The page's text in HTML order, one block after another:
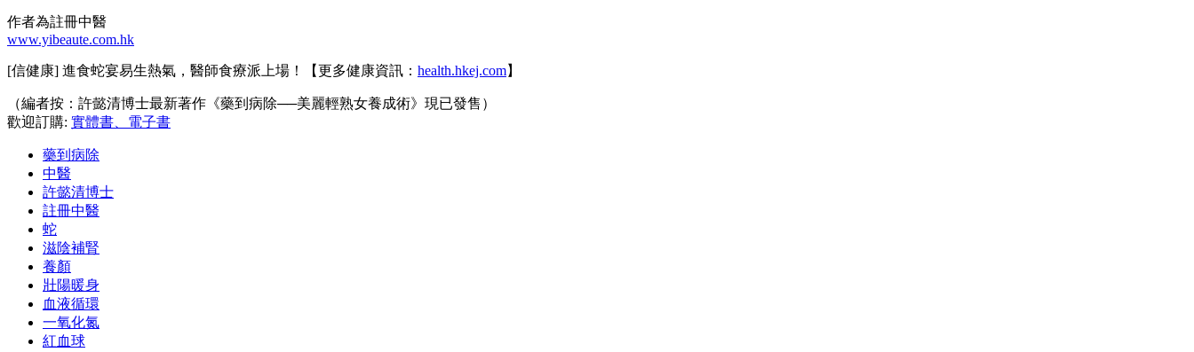
作者為註冊中醫
www.yibeaute.com.hk
[信健康] 進食蛇宴易生熱氣，醫師食療派上場！【更多健康資訊： health.hkej.com】
（編者按：許懿清博士最新著作《藥到病除──美麗輕熟女養成術》現已發售）
歡迎訂購: 實體書、電子書
藥到病除
中醫
許懿清博士
註冊中醫
蛇
滋陰補腎
養顏
壯陽暖身
血液循環
一氧化氮
紅血球